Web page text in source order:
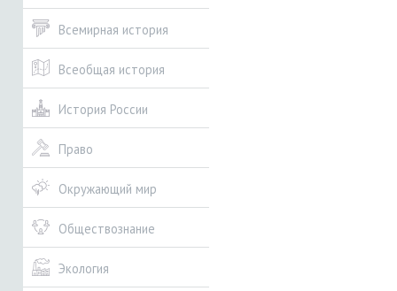
Всемирная история
Всеобщая история
История России
Право
Окружающий мир
Обществознание
Экология